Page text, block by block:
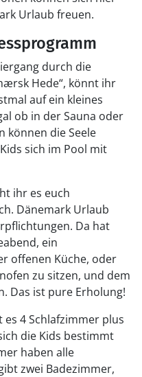
Urlaub freuen.
durch die
Hede“, könnt ihr
auf ein kleines
ob in der Sauna oder
können die Seele
sich im Pool mit
ihr es euch
Dänemark Urlaub
Da hat
ein
offenen Küche, oder
zu sitzen, und dem
Das ist pure Erholung!
es 4 Schlafzimmer plus
die Kids bestimmt
haben alle
zwei Badezimmer,